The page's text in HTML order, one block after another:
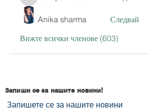
Anika sharma
Следвай
Вижте всички членове (603)
Запиши се за нашите новини!
Запишете се за нашите новини